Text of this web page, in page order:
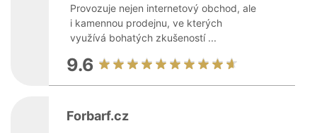
Provozuje nejen internetový obchod, ale
i kamennou prodejnu, ve kterých
využívá bohatých zkušeností ...
9.6
Forbarf.cz